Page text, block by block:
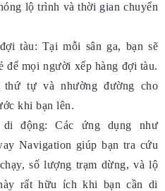
lộ trình và thời gian chuyển
tàu: Tại mỗi sân ga, bạn sẽ
để mọi người xếp hàng đợi tàu.
tự và nhường đường cho
khi bạn lên.
di động:Các ứng dụng như
Navigation giúp bạn tra cứu
số lượng trạm dừng, và lộ
rất hữu ích khi bạn cần di